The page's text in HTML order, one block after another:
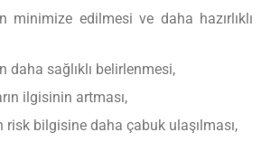
minimize edilmesi ve daha hazırlıklı
daha sağlıklı belirlenmesi,
ilgisinin artması,
risk bilgisine daha çabuk ulaşılması,